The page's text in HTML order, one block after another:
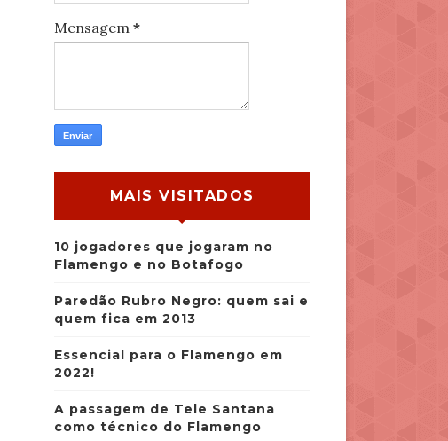
Mensagem *
MAIS VISITADOS
10 jogadores que jogaram no
Flamengo e no Botafogo
Paredão Rubro Negro: quem sai e
quem fica em 2013
Essencial para o Flamengo em
2022!
A passagem de Tele Santana
como técnico do Flamengo